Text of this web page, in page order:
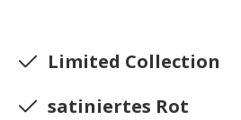
Limited Collection
satiniertes Rot